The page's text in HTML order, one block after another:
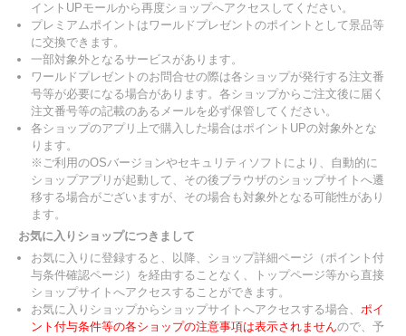
イントUPモールから再度ショップへアクセスしてください。
プレミアムポイントはワールドプレゼントのポイントとして景品等
に交換できます。
一部対象外となるサービスがあります。
ワールドプレゼントのお問合せの際は各ショップが発行する注文番
号等が必要になる場合があります。各ショップからご注文後に届く
注文番号等の記載のあるメールを必ず保管してください。
各ショップのアプリ上で購入した場合はポイントUPの対象外とな
ります。
※ご利用のOSバージョンやセキュリティソフトにより、自動的に
ショップアプリが起動して、その後ブラウザのショップサイトへ遷
移する場合がございますが、その場合も対象外となる可能性があり
ます。
お気に入りショップにつきまして
お気に入りに登録すると、以降、ショップ詳細ページ（ポイント付
与条件確認ページ）を経由することなく、トップページ等から直接
ショップサイトへアクセスすることができます。
お気に入りショップからショップサイトへアクセスする場合、 ポイ
ント付与条件等の各ショップの注意事項は表示されませんので、予